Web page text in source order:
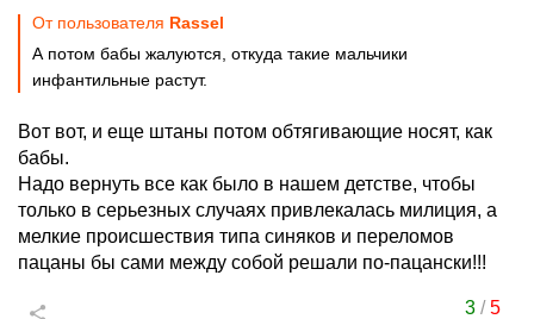
От пользователя Rassel
А потом бабы жалуются, откуда такие мальчики
инфантильные растут.
Вот вот, и еще штаны потом обтягивающие носят, как
бабы.
Надо вернуть все как было в нашем детстве, чтобы
только в серьезных случаях привлекалась милиция, а
мелкие происшествия типа синяков и переломов
пацаны бы сами между собой решали по-пацански!!!
3/5